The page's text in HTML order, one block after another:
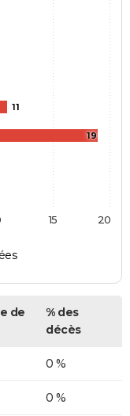
11
19
15 20
de
% des
décès
0 %
0 %